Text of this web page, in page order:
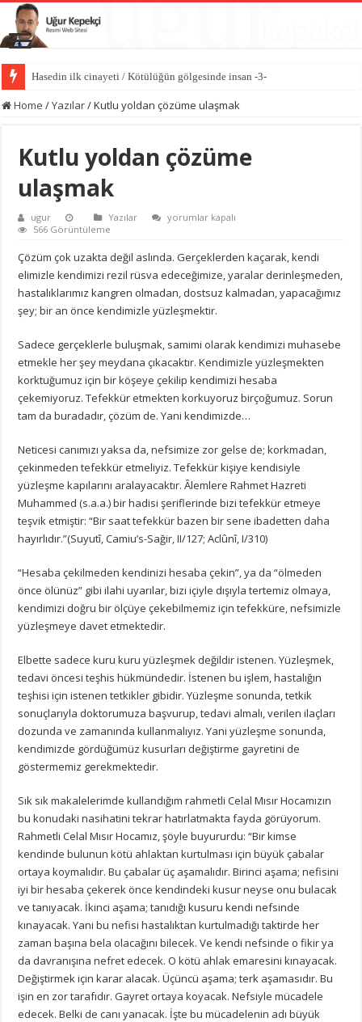
Hasedin ilk cinayeti / Kötülüğün gölgesinde insan -3-
Home /Yazılar/Kutlu yoldan çözüme ulaşmak
Kutlu yoldan çözüme
ulaşmak
ugur Yazılar
Kutlu
ulaşmak
için
yorumlar kapalı
566 Görüntüleme
Çözüm çok uzakta değil aslında. Gerçeklerden kaçarak, kendi
elimizle kendimizi rezil rüsva edeceğimize, yaralar derinleşmeden,
hastalıklarımız kangren olmadan, dostsuz kalmadan, yapacağımız
şey; bir an önce kendimizle yüzleşmektir.
Sadece gerçeklerle buluşmak, samimi olarak kendimizi muhasebe
etmekle her şey meydana çıkacaktır. Kendimizle yüzleşmekten
korktuğumuz için bir köşeye çekilip kendimizi hesaba
çekemiyoruz. Tefekkür etmekten korkuyoruz birçoğumuz. Sorun
tam da buradadır, çözüm de. Yani kendimizde…
Neticesi canımızı yaksa da, nefsimize zor gelse de; korkmadan,
çekinmeden tefekkür etmeliyiz. Tefekkür kişiye kendisiyle
yüzleşme kapılarını aralayacaktır. Âlemlere Rahmet Hazreti
Muhammed (s.a.a.) bir hadisi şeriflerinde bizi tefekkür etmeye
teşvik etmiştir: “Bir saat tefekkür bazen bir sene ibadetten daha
hayırlıdır.”(Suyutî, Camiu’s-Sağir, II/127; Aclûnî, I/310)
“Hesaba çekilmeden kendinizi hesaba çekin”, ya da “ölmeden
önce ölünüz” gibi ilahi uyarılar, bizi içiyle dışıyla tertemiz olmaya,
kendimizi doğru bir ölçüye çekebilmemiz için tefekküre, nefsimizle
yüzleşmeye davet etmektedir.
Elbette sadece kuru kuru yüzleşmek değildir istenen. Yüzleşmek,
tedavi öncesi teşhis hükmündedir. İstenen bu işlem, hastalığın
teşhisi için istenen tetkikler gibidir. Yüzleşme sonunda, tetkik
sonuçlarıyla doktorumuza başvurup, tedavi almalı, verilen ilaçları
dozunda ve zamanında kullanmalıyız. Yani yüzleşme sonunda,
kendimizde gördüğümüz kusurları değiştirme gayretini de
göstermemiz gerekmektedir.
Sık sık makalelerimde kullandığım rahmetli Celal Mısır Hocamızın
bu konudaki nasihatini tekrar hatırlatmakta fayda görüyorum.
Rahmetli Celal Mısır Hocamız, şöyle buyururdu: “Bir kimse
kendinde bulunun kötü ahlaktan kurtulması için büyük çabalar
ortaya koymalıdır. Bu çabalar üç aşamalıdır. Birinci aşama; nefisini
iyi bir hesaba çekerek önce kendindeki kusur neyse onu bulacak
ve tanıyacak. İkinci aşama; tanıdığı kusuru kendi nefsinde
kınayacak. Yani bu nefisi hastalıktan kurtulmadığı taktirde her
zaman başına bela olacağını bilecek. Ve kendi nefsinde o fikir ya
da davranışına nefret edecek. O kötü ahlak emaresini kınayacak.
Değiştirmek için karar alacak. Üçüncü aşama; terk aşamasıdır. Bu
işin en zor tarafıdır. Gayret ortaya koyacak. Nefsiyle mücadele
edecek. Belki de canı yanacak. İşte bu mücadelenin adı büyük